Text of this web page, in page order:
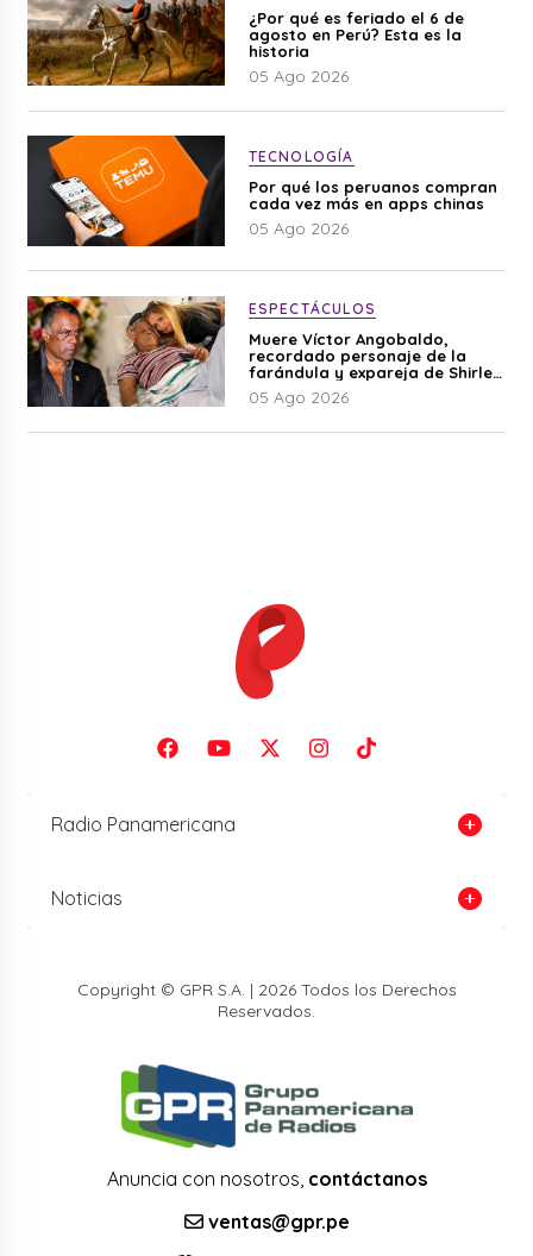
¿Por qué es feriado el 6 de
agosto en Perú? Esta es la
historia
05 Ago 2026
TECNOLOGÍA
Por qué los peruanos compran
cada vez más en apps chinas
05 Ago 2026
ESPECTÁCULOS
Muere Víctor Angobaldo,
recordado personaje de la
farándula y expareja de Shirley
Cherres
05 Ago 2026
Radio Panamericana
Noticias
Copyright © GPR S.A. | 2026 Todos los Derechos
Reservados.
Anuncia con nosotros, contáctanos
ventas@gpr.pe